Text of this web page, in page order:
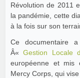
Révolution de 2011
la pandémie, cette
à la fois sur son
Ce documentaire
Â« Gestion Locale
européenne et mis
Mercy Corps, qui